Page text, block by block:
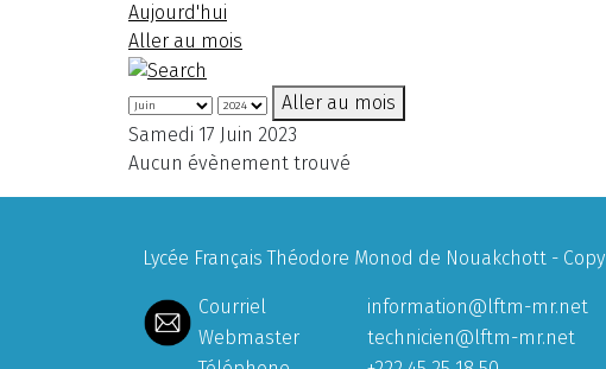
Aujourd'hui
Aller au mois
Aller au mois
Samedi 17 Juin 2023
Aucun évènement trouvé
Lycée Français Théodore Monod de Nouakchott -
Courriel
information@lftm-mr.net
Webmaster
technicien@lftm-mr.net